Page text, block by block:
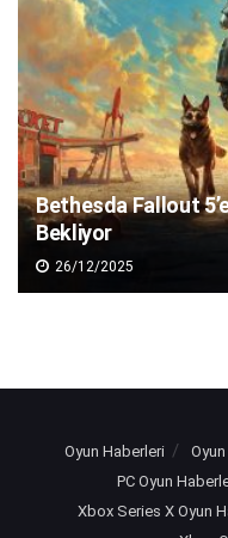
Bethesda Fallout
Bekliyor
26/12/2025
Oyun Haberleri
PC Oyun
Xbox Series X Oyun